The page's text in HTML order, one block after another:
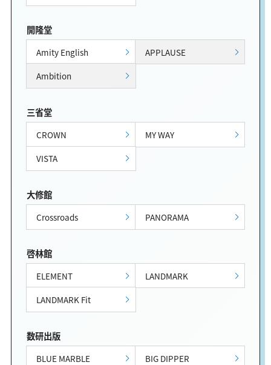
開隆堂
Amity English
APPLAUSE
Ambition
三省堂
CROWN
MY WAY
VISTA
大修館
Crossroads PANORAMA
啓林館
ELEMENT
LANDMARK
LANDMARK Fit
数研出版
BLUE MARBLE
BIG DIPPER